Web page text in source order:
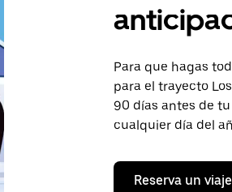
Para que hagas
para el trayecto
90 días antes de
cualquier día del
Reserva un viaje